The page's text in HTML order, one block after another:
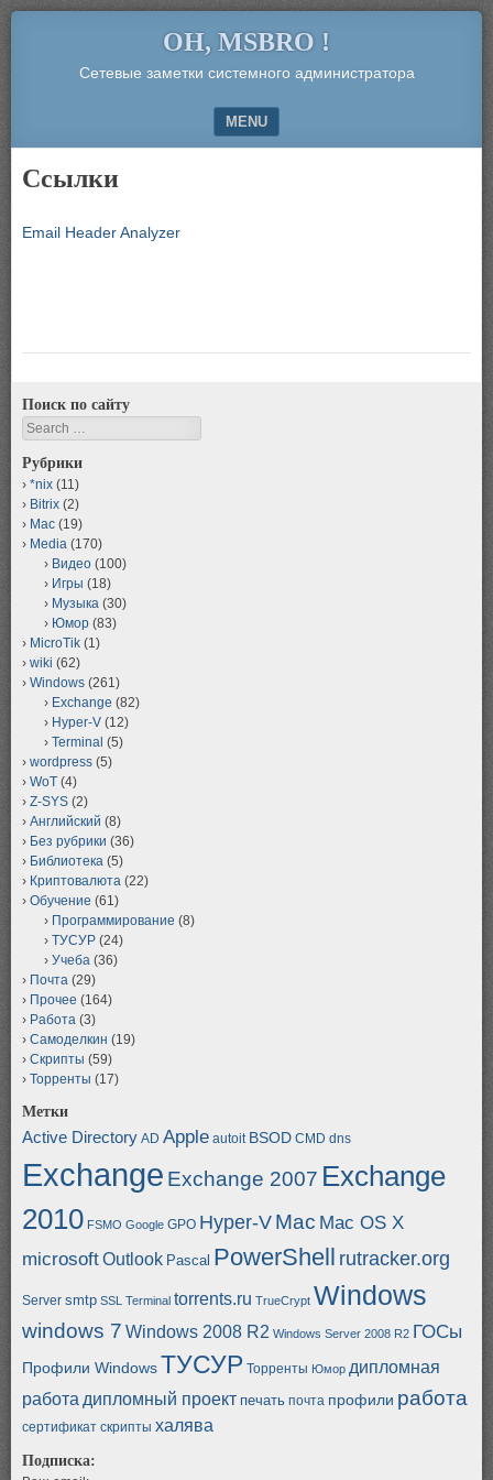
OH, MSBRO !
Сетевые заметки системного администратора
MENU
Ссылки
Email Header Analyzer
Поиск по сайту
Search
Рубрики
*nix (11)
Bitrix (2)
Mac (19)
Media (170)
Видео (100)
Игры (18)
Музыка (30)
Юмор (83)
MicroTik (1)
wiki (62)
Windows (261)
Exchange (82)
Hyper-V (12)
Terminal (5)
wordpress (5)
WoT (4)
Z-SYS (2)
Английский (8)
Без рубрики (36)
Библиотека (5)
Криптовалюта (22)
Обучение (61)
Программирование (8)
ТУСУР (24)
Учеба (36)
Почта (29)
Прочее (164)
Работа (3)
Самоделкин (19)
Скрипты (59)
Торренты (17)
Метки
Active Directory AD Apple autoit BSOD CMD dns
Exchange Exchange 2007 Exchange
2010 FSMO Google GPO Hyper-V Mac Mac OS X
microsoftOutlook Pascal PowerShell rutracker.org
Server smtp SSL Terminal torrents.ru TrueCrypt Windows
windows 7 Windows 2008 R2 Windows Server 2008 R2 ГОСы
Профили WindowsТУСУР Торренты Юмор дипломная
работа дипломный проект печать почта профили работа
сертификат скрипты халява
Подписка: